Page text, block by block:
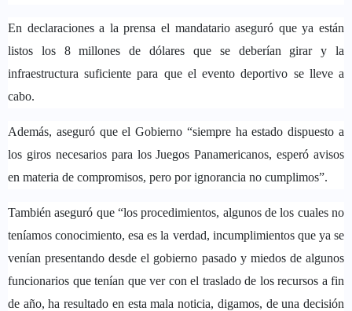
En declaraciones a la prensa el mandatario aseguró que ya están
listos los 8 millones de dólares que se deberían girar y la
infraestructura suficiente para que el evento deportivo se lleve a
cabo.
Además, aseguró que el Gobierno “siempre ha estado dispuesto a
los giros necesarios para los Juegos Panamericanos, esperó avisos
en materia de compromisos, pero por ignorancia no cumplimos”.
También aseguró que “los procedimientos, algunos de los cuales no
teníamos conocimiento, esa es la verdad, incumplimientos que ya se
venían presentando desde el gobierno pasado y miedos de algunos
funcionarios que tenían que ver con el traslado de los recursos a fin
de año, ha resultado en esta mala noticia, digamos, de una decisión